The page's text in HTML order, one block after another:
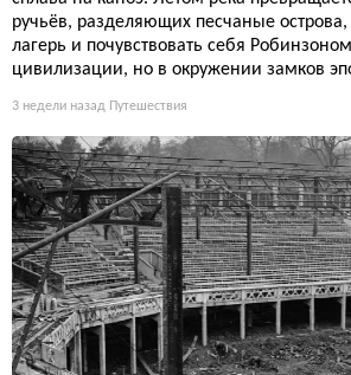
ручьёв, разделяющих песчаные
лагерь и почувствовать себя
цивилизации, но в окружении замков
3 недели назад Путешествия